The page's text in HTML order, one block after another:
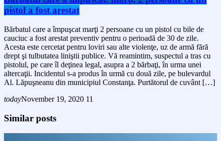
pistol a fost arestat
Bărbatul care a împuşcat marţi 2 persoane cu un pistol cu bile de
cauciuc a fost arestat preventiv pentru o perioadă de 30 de zile.
Acesta este cercetat pentru loviri sau alte violenţe, uz de armă fără
drept şi tulbutatea liniştii publice. Vă reamintim, suspectul a tras cu
pistolul, pe care îl deţinea legal, asupra a 2 bărbaţi, în urma unei
altercaţii. Incidentul s-a produs în urmă cu două zile, pe bulevardul
Al. Lăpuşneanu din municipiul Constanţa. Purtătorul de cuvânt […]
todayNovember 19, 2020 11
Similar posts